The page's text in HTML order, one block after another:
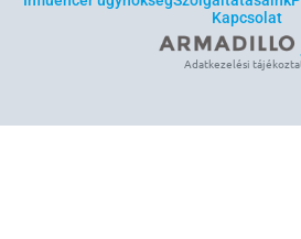
Kapcsolat
Adatkezelési